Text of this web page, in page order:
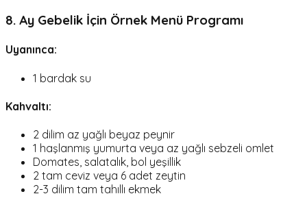
8. Ay Gebelik İçin Örnek Menü Programı
Uyanınca:
1 bardak su
Kahvaltı:
2 dilim az yağlı beyaz peynir
1 haşlanmış yumurta veya az yağlı sebzeli omlet
Domates, salatalık, bol yeşillik
2 tam ceviz veya 6 adet zeytin
2-3 dilim tam tahıllı ekmek